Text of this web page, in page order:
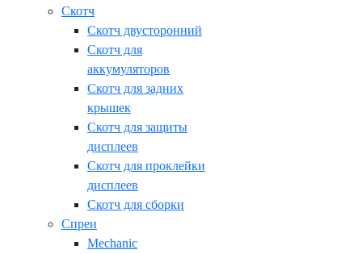
Скотч
Скотч двусторонний
Скотч для
аккумуляторов
Скотч для задних
крышек
Скотч для защиты
дисплеев
Скотч для проклейки
дисплеев
Скотч для сборки
Спреи
Mechanic